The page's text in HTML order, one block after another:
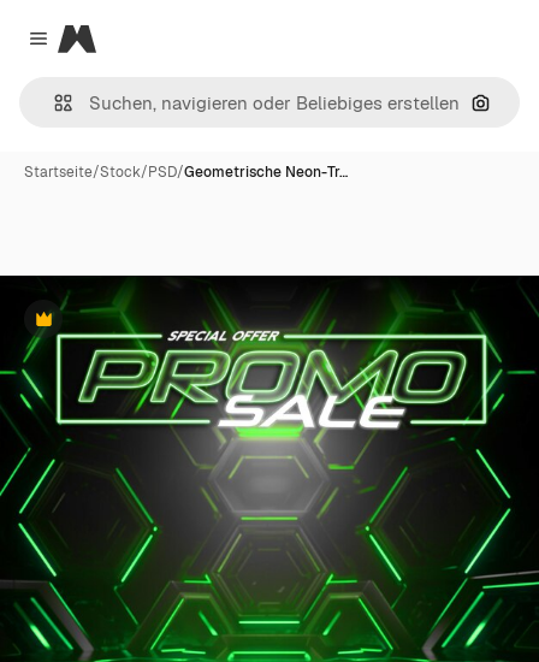
Close menu
Magnific
Nach
Startseite/Stock/PSD/Geometrische Neon-Tr…
Premium